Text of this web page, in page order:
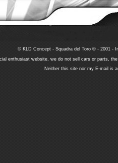
© KLD Concept - Squadra del Toro © - 2001 -
enthusiast website, we do not sell cars or parts,
Neither this site nor my E-mail is